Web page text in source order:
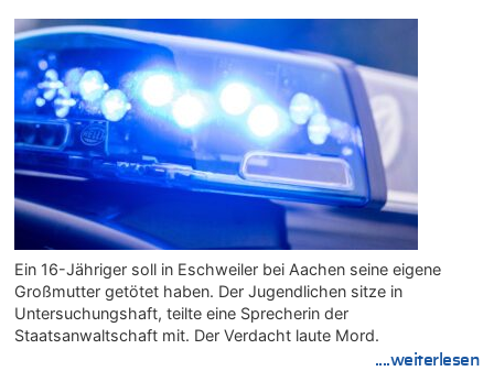
Ein 16-Jähriger soll in Eschweiler bei Aachen seine eigene
Großmutter getötet haben. Der Jugendlichen sitze in
Untersuchungshaft, teilte eine Sprecherin der
Staatsanwaltschaft mit. Der Verdacht laute Mord.
....weiterlesen